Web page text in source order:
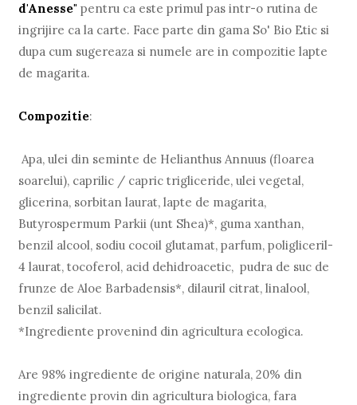
d'Anesse" pentru ca este primul pas intr-o rutina de
ingrijire ca la carte. Face parte din gama So' Bio Etic si
dupa cum sugereaza si numele are in compozitie lapte
de magarita.
Compozitie:
Apa, ulei din seminte de Helianthus Annuus (floarea
soarelui), caprilic / capric trigliceride, ulei vegetal,
glicerina, sorbitan laurat, lapte de magarita,
Butyrospermum Parkii (unt Shea)*, guma xanthan,
benzil alcool, sodiu cocoil glutamat, parfum, poligliceril-
4 laurat, tocoferol, acid dehidroacetic, pudra de suc de
frunze de Aloe Barbadensis*, dilauril citrat, linalool,
benzil salicilat.
*Ingrediente provenind din agricultura ecologica.
Are 98% ingrediente de origine naturala, 20% din
ingrediente provin din agricultura biologica, fara